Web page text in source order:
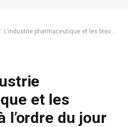
pharmaceutique et les brevets mis à l’ordre du jour
et les
l’ordre du jour